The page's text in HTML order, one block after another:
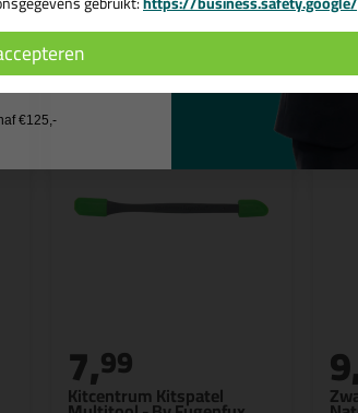
Kitcentrum Kitspatel
7,99
›
€125,-